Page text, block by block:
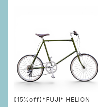
【15%off】*FUJI* HELION